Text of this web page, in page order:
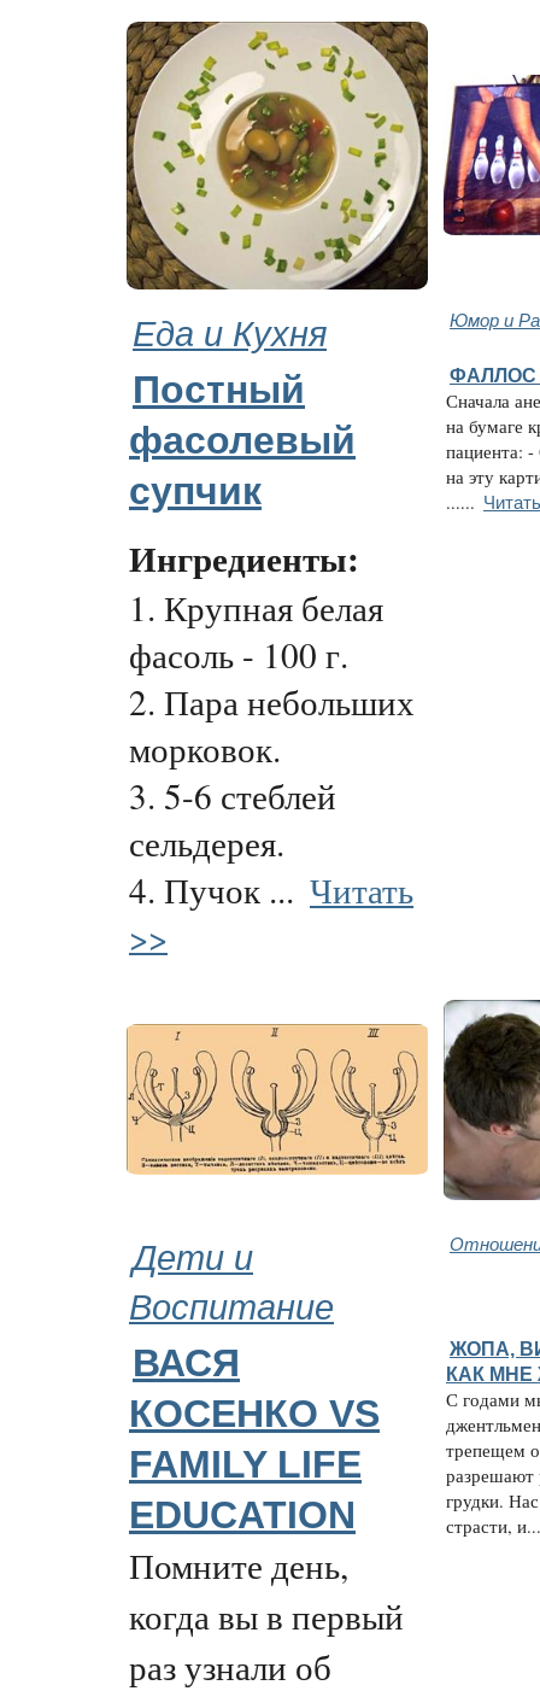
Еда и Кухня Юмор и
Постный
фасолевый
супчик
Ингредиенты:
1. Крупная белая
фасоль - 100 г.
2. Пара небольших
морковок.
3. 5-6 стеблей
сельдерея.
4. Пучок ... Читать
>>
ФАЛЛОС
Сначала
на бумаге
пациента:
на эту
......
Дети и
Воспитание
ВАСЯ
КОСЕНКО VS
FAMILY LIFE
EDUCATION
Помните день,
когда вы в первый
раз узнали об
ЖОПА,
КАК
С годами
трепещем
разрешают
грудки.
страсти, и...